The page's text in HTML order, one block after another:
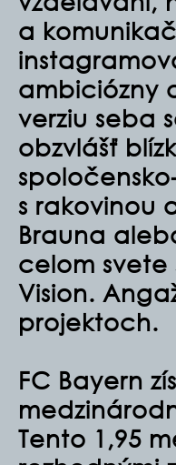
a
ambiciózny
verziu seba
obzvlášť
s rakovinou
Brauna
celom svete
Vision.
projektoch.
FC Bayern
Tento 1,95